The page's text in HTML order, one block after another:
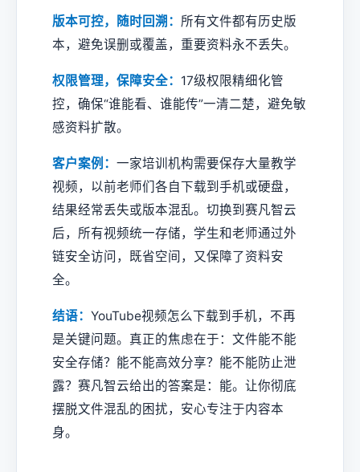
版本可控，随时回溯： 所有文件都有历史版
本，避免误删或覆盖，重要资料永不丢失。
权限管理，保障安全： 17级权限精细化管
控，确保“谁能看、谁能传”一清二楚，避免敏
感资料扩散。
客户案例： 一家培训机构需要保存大量教学
视频，以前老师们各自下载到手机或硬盘，
结果经常丢失或版本混乱。切换到赛凡智云
后，所有视频统一存储，学生和老师通过外
链安全访问，既省空间，又保障了资料安
全。
结语： YouTube视频怎么下载到手机，不再
是关键问题。真正的焦虑在于：文件能不能
安全存储？能不能高效分享？能不能防止泄
露？赛凡智云给出的答案是：能。让你彻底
摆脱文件混乱的困扰，安心专注于内容本
身。